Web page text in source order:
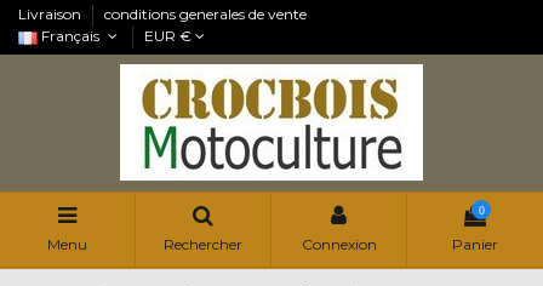
Livraison
conditions generales de vente
Français
EUR €
Menu Rechercher Connexion
0
Panier